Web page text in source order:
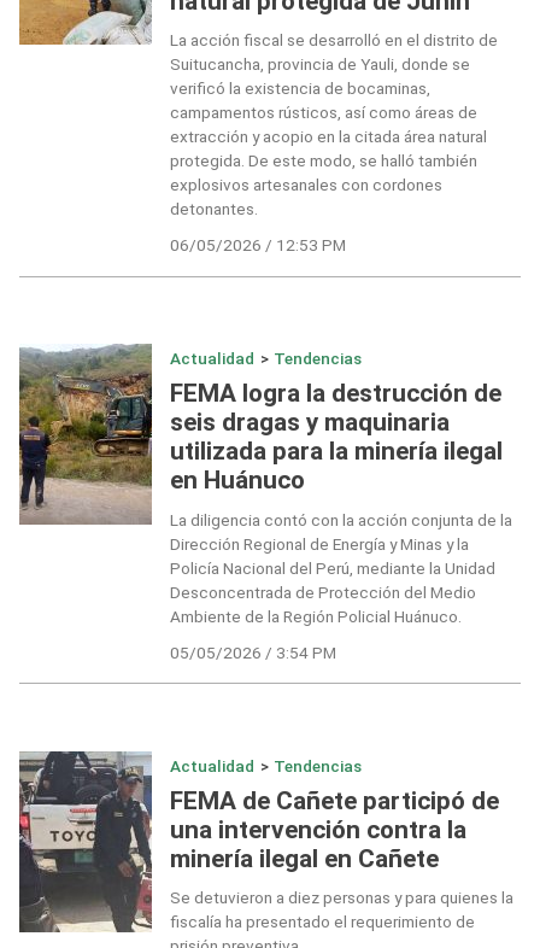
La acción fiscal se desarrolló en el distrito de
Suitucancha, provincia de Yauli, donde se
verificó la existencia de bocaminas,
campamentos rústicos, así como áreas de
extracción y acopio en la citada área natural
protegida. De este modo, se halló también
explosivos artesanales con cordones
detonantes.
06/05/2026 / 12:53 PM
Actualidad > Tendencias
FEMA logra la destrucción de
seis dragas y maquinaria
utilizada para la minería ilegal
en Huánuco
La diligencia contó con la acción conjunta de la
Dirección Regional de Energía y Minas y la
Policía Nacional del Perú, mediante la Unidad
Desconcentrada de Protección del Medio
Ambiente de la Región Policial Huánuco.
05/05/2026 / 3:54 PM
Actualidad > Tendencias
FEMA de Cañete participó de
una intervención contra la
minería ilegal en Cañete
Se detuvieron a diez personas y para quienes la
fiscalía ha presentado el requerimiento de